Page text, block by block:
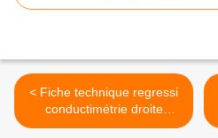
< Fiche technique regressi
conductimétrie droite
d'étalonnage